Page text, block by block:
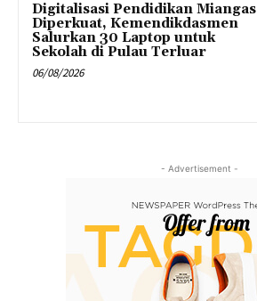
Digitalisasi Pendidikan Miangas
Diperkuat, Kemendikdasmen
Salurkan 30 Laptop untuk
Sekolah di Pulau Terluar
06/08/2026
- Advertisement -